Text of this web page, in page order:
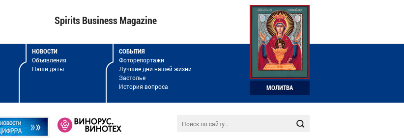
МОЛИТВА
Spirits Business Magazine
НОВОСТИ
Объявления
Наши даты
СОБЫТИЯ
Фоторепортажи
Лучшие дни нашей жизни
Застолье
История вопроса